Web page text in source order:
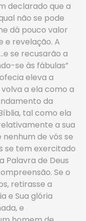
declarado que a
não se pode
dá pouco valor
e revelação. A
se recusarão a
se às fábulas”
eleva a
a ela como a
da
tal como ela
a sua
de vós se
se tem exercitado
Palavra de Deus
Se o
retirasse a
e Sua glória
e